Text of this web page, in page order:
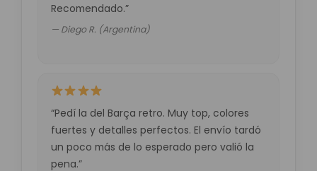
Recomendado.”
— Diego R. (Argentina)
“Pedí la del Barça retro. Muy top, colores
fuertes y detalles perfectos. El envío tardó
un poco más de lo esperado pero valió la
pena.”